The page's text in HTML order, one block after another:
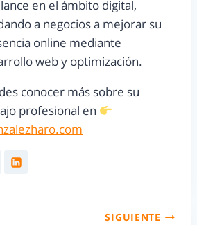
en el ámbito digital,
a negocios a mejorar su
online mediante
web y optimización.
conocer más sobre su
profesional en
SIGUIENTE